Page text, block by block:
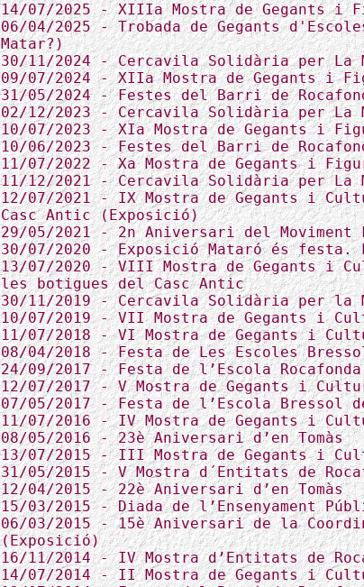
14/07/2025 - XIIIa Mostra de Gegants i
06/04/2025 - Trobada de Gegants
Matar?)
30/11/2024 - Cercavila Solidària per La
09/07/2024 - XIIa Mostra de Gegants i
31/05/2024 - Festes del Barri de
02/12/2023 - Cercavila Solidària per La
10/07/2023 - XIa Mostra de Gegants i
10/06/2023 - Festes del Barri de
11/07/2022 - Xa Mostra de Gegants i
11/12/2021 - Cercavila Solidària per La
12/07/2021 - IX Mostra de Gegants i
Casc Antic (Exposició)
29/05/2021 - 2n Aniversari del Moviment
30/07/2020 - Exposició Mataró és
13/07/2020 - VIII Mostra de Gegants i
les botigues del Casc Antic
30/11/2019 - Cercavila Solidària per la
10/07/2019 - VII Mostra de Gegants i
11/07/2018 - VI Mostra de Gegants i
08/04/2018 - Festa de Les Escoles
24/09/2017 - Festa de l’Escola Rocafonda
12/07/2017 - V Mostra de Gegants i
07/05/2017 - Festa de l’Escola Bressol
11/07/2016 - IV Mostra de Gegants i
08/05/2016 - 23è Aniversari d’en Tomàs
13/07/2015 - III Mostra de Gegants i
31/05/2015 - V Mostra d´Entitats de
12/04/2015 - 22è Aniversari d’en Tomàs
15/03/2015 - Diada de l’Ensenyament
06/03/2015 - 15è Aniversari de la
(Exposició)
16/11/2014 - IV Mostra d’Entitats de
14/07/2014 - II Mostra de Gegants i